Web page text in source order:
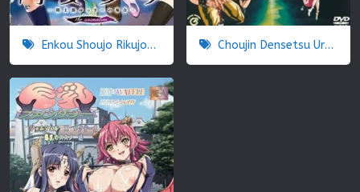
Enkou Shoujo Rikujoubu Yukky no Baai Choujin Densetsu Urotsukidouji